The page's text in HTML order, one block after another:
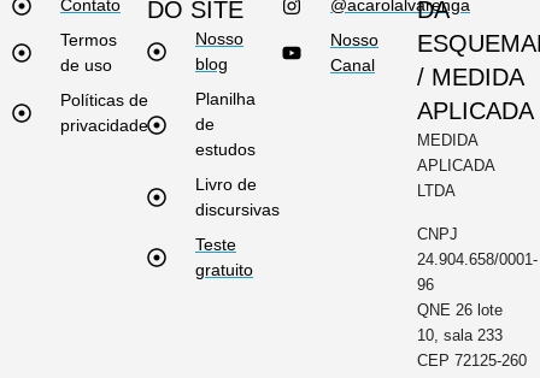
Contato
Termos
de uso
Políticas de
privacidade
DO SITE
Nosso
blog
Planilha
de
estudos
Livro de
discursivas
Teste
gratuito
@acarolalvarenga
Nosso
Canal
DA
/ MEDIDA
APLICADA
MEDIDA
APLICADA
LTDA
CNPJ
24.904.658/0001-
96
QNE 26 lote
10, sala 233
CEP 72125-260